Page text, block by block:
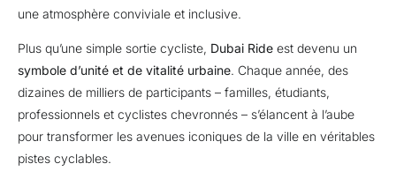
une atmosphère conviviale et inclusive.
Plus qu’une simple sortie cycliste, Dubai Ride est devenu un
symbole d’unité et de vitalité urbaine. Chaque année, des
dizaines de milliers de participants – familles, étudiants,
professionnels et cyclistes chevronnés – s’élancent à l’aube
pour transformer les avenues iconiques de la ville en véritables
pistes cyclables.